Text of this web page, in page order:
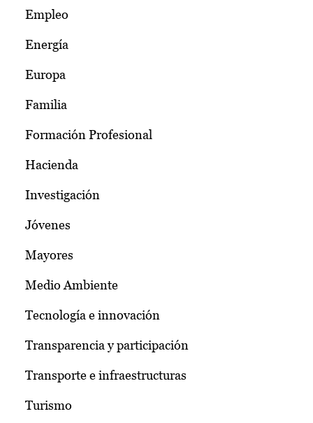
Empleo
Energía
Europa
Familia
Formación Profesional
Hacienda
Investigación
Jóvenes
Mayores
Medio Ambiente
Tecnología e innovación
Transparencia y participación
Transporte e infraestructuras
Turismo